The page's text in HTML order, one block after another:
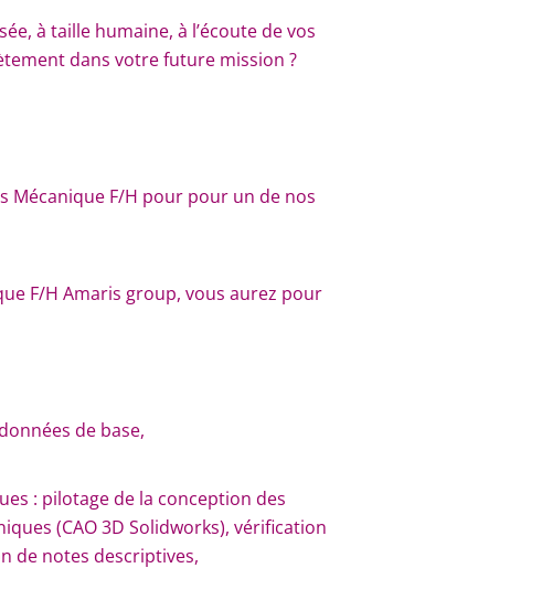
à taille humaine, à l’écoute de vos
dans votre future mission ?
Mécanique F/H pour pour un de nos
F/H Amaris group, vous aurez pour
de base,
: pilotage de la conception des
(CAO 3D Solidworks), vérification
de notes descriptives,